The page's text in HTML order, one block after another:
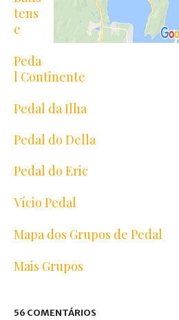
tens
e
Peda
l Continente
Pedal da Ilha
Pedal do Della
Pedal do Eric
Vício Pedal
Mapa dos Grupos de Pedal
Mais Grupos
56 COMENTÁRIOS